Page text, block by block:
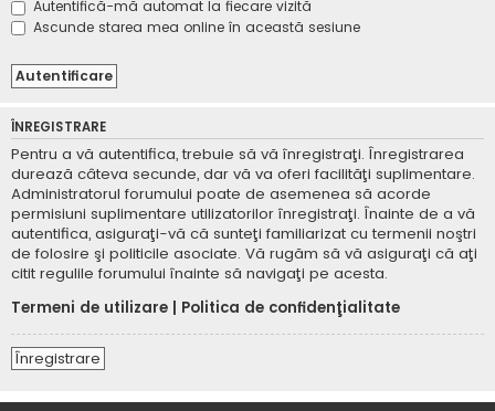
Autentifică-mă automat la fiecare vizită
Ascunde starea mea online în această sesiune
ÎNREGISTRARE
Pentru a vă autentifica, trebuie să vă înregistraţi. Înregistrarea
durează câteva secunde, dar vă va oferi facilităţi suplimentare.
Administratorul forumului poate de asemenea să acorde
permisiuni suplimentare utilizatorilor înregistraţi. Înainte de a vă
autentifica, asiguraţi-vă că sunteţi familiarizat cu termenii noştri
de folosire şi politicile asociate. Vă rugăm să vă asiguraţi că aţi
citit regulile forumului înainte să navigaţi pe acesta.
Termeni de utilizare
Politica de confidenţialitate
Înregistrare